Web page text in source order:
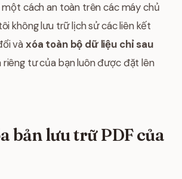
cách an toàn trên các máy chủ
không lưu trữ lịch sử các liên kết
vàxóa toàn bộ dữ liệu chỉ sau
riêng tư của bạn luôn được đặt lên
bản lưu trữ PDF của